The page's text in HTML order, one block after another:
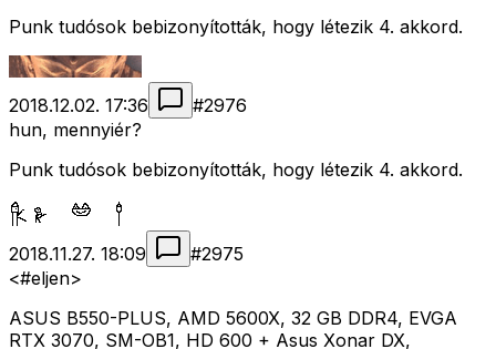
Punk tudósok bebizonyították, hogy létezik 4. akkord.
2018.12.02. 17:36 #2976
hun, mennyiér?
Punk tudósok bebizonyították, hogy létezik 4. akkord.
2018.11.27. 18:09 #2975
<#eljen>
ASUS B550-PLUS, AMD 5600X, 32 GB DDR4, EVGA
RTX 3070, SM-OB1, HD 600 + Asus Xonar DX,